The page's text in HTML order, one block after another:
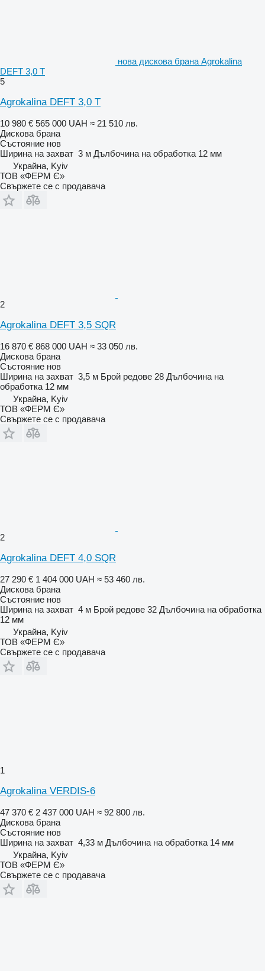
нова дискова брана Agrokalina
DEFT 3,0 T
5
Agrokalina DEFT 3,0 T
10 980 € 565 000 UAH ≈ 21 510 лв.
Дискова брана
Състояние нов
Ширина на захват 3 м Дълбочина на обработка 12 мм
Украйна, Kyiv
ТОВ «ФЕРМ Є»
Свържете се с продавача
2
Agrokalina DEFT 3,5 SQR
16 870 € 868 000 UAH ≈ 33 050 лв.
Дискова брана
Състояние нов
Ширина на захват 3,5 м Брой редове 28 Дълбочина на
обработка 12 мм
Украйна, Kyiv
ТОВ «ФЕРМ Є»
Свържете се с продавача
2
Agrokalina DEFT 4,0 SQR
27 290 € 1 404 000 UAH ≈ 53 460 лв.
Дискова брана
Състояние нов
Ширина на захват 4 м Брой редове 32 Дълбочина на обработка
12 мм
Украйна, Kyiv
ТОВ «ФЕРМ Є»
Свържете се с продавача
1
Agrokalina VERDIS-6
47 370 € 2 437 000 UAH ≈ 92 800 лв.
Дискова брана
Състояние нов
Ширина на захват 4,33 м Дълбочина на обработка 14 мм
Украйна, Kyiv
ТОВ «ФЕРМ Є»
Свържете се с продавача